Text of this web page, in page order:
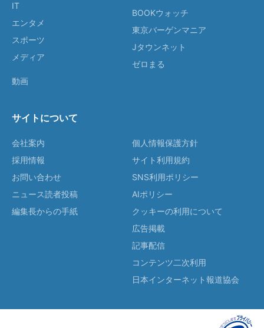
IT
エンタメ
スポーツ
メディア
動画
BOOKウォッチ
東京バーゲンマニア
Jタウンネット
ゼロまる
サイトについて
会社案内
採用情報
お問い合わせ
ニュース読者投稿
編集長からの手紙
個人情報保護方針
サイト利用規約
SNS利用ポリシー
AIポリシー
クッキーの利用について
広告掲載
記事配信
コンテンツ二次利用
日本インターネット報道協会